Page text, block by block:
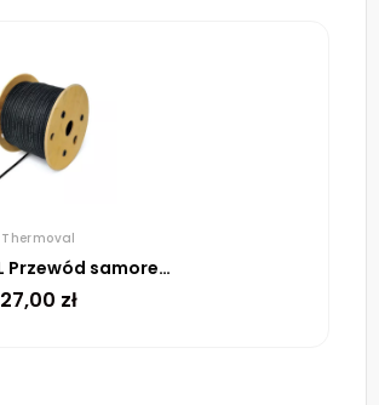
Thermoval
THERMOVAL Przewód samoregulujący TV ELSR BO UV – 16 W/m
27,00 zł